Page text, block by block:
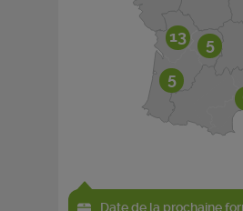
5
5
13
Date de la prochaine